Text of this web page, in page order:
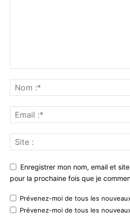
Enregistrer mon nom, email et
pour la prochaine fois que je
Prévenez-moi de tous les
Prévenez-moi de tous les